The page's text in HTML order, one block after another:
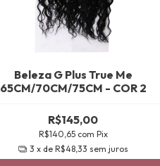
Beleza G Plus True Me
65CM/70CM/75CM - COR 2
R$145,00
R$140,65 com Pix
3 x de R$48,33 sem juros